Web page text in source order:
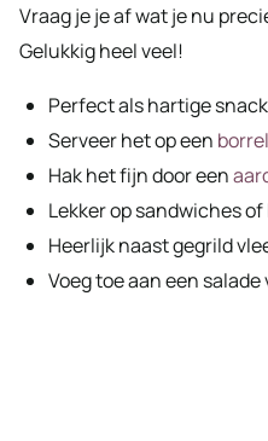
Vraag je je af wat je nu
Gelukkig heel veel!
Perfect als hartige
Serveer het op een
Hak het fijn door een
Lekker op sandwiches
Heerlijk naast gegrild
Voeg toe aan een